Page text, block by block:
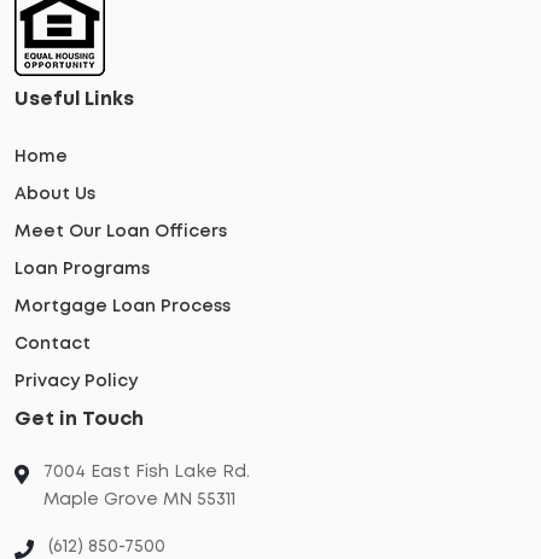
Useful Links
Home
About Us
Meet Our Loan Officers
Loan Programs
Mortgage Loan Process
Contact
Privacy Policy
Get in Touch
7004 East Fish Lake Rd.
Maple Grove MN 55311
(612) 850-7500